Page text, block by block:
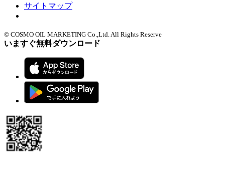
サイトマップ
© COSMO OIL MARKETING Co.,Ltd. All Rights Reserve
いますぐ無料ダウンロード